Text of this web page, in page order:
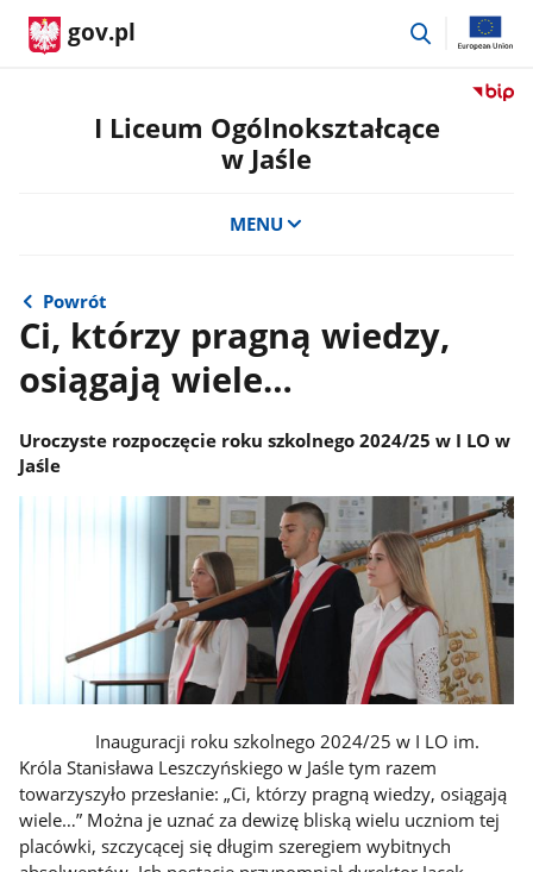
gov.pl
przejdź
Przejdź
I Liceum Ogólnokształcące
w Jaśle
MENU
Powrót
Ci, którzy pragną wiedzy,
osiągają wiele…
Uroczyste rozpoczęcie roku szkolnego 2024/25 w I LO w
Jaśle
Inauguracji roku szkolnego 2024/25 w I LO im.
Króla Stanisława Leszczyńskiego w Jaśle tym razem
towarzyszyło przesłanie: „Ci, którzy pragną wiedzy, osiągają
wiele…” Można je uznać za dewizę bliską wielu uczniom tej
placówki, szczycącej się długim szeregiem wybitnych